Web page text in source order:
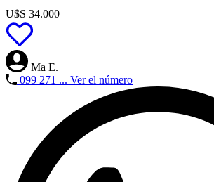
U$S 34.000
Ma E.
099 271 ... Ver el número